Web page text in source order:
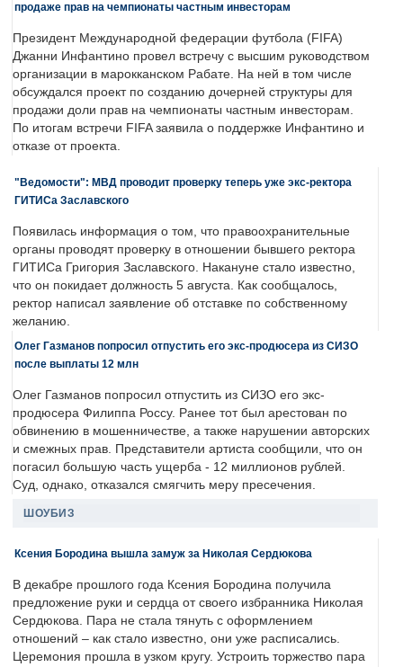
продаже прав на чемпионаты частным инвесторам
Президент Международной федерации футбола (FIFA)
Джанни Инфантино провел встречу с высшим руководством
организации в марокканском Рабате. На ней в том числе
обсуждался проект по созданию дочерней структуры для
продажи доли прав на чемпионаты частным инвесторам.
По итогам встречи FIFA заявила о поддержке Инфантино и
отказе от проекта.
"Ведомости": МВД проводит проверку теперь уже экс-ректора
ГИТИСа Заславского
Появилась информация о том, что правоохранительные
органы проводят проверку в отношении бывшего ректора
ГИТИСа Григория Заславского. Накануне стало известно,
что он покидает должность 5 августа. Как сообщалось,
ректор написал заявление об отставке по собственному
желанию.
Олег Газманов попросил отпустить его экс-продюсера из СИЗО
после выплаты 12 млн
Олег Газманов попросил отпустить из СИЗО его экс-
продюсера Филиппа Россу. Ранее тот был арестован по
обвинению в мошенничестве, а также нарушении авторских
и смежных прав. Представители артиста сообщили, что он
погасил большую часть ущерба - 12 миллионов рублей.
Суд, однако, отказался смягчить меру пресечения.
ШОУБИЗ
Ксения Бородина вышла замуж за Николая Сердюкова
В декабре прошлого года Ксения Бородина получила
предложение руки и сердца от своего избранника Николая
Сердюкова. Пара не стала тянуть с оформлением
отношений – как стало известно, они уже расписались.
Церемония прошла в узком кругу. Устроить торжество пара